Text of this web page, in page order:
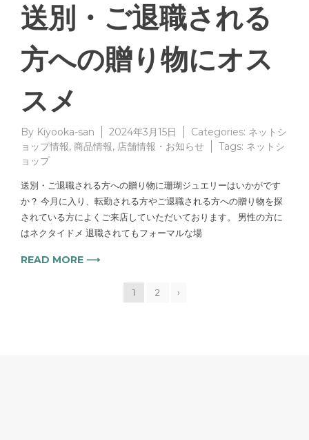
送別・ご退職される
方への贈り物にオス
スメ
By Kiyooka-san 2024年3月15日 Categories: ネットシ
ョップ情報, 商品情報, 店舗情報・お知らせ Tags: ネットシ
ョップ
送別・ご退職される方への贈り物に珊瑚ジュエリーはいかがです
か？ 今月に入り、転勤される方やご退職される方への贈り物を探
されている方によくご来店していただいております。 男性の方に
はネクタイドメ 退職されてもフォーマルな場
READ MORE ⟶
1 2 ›